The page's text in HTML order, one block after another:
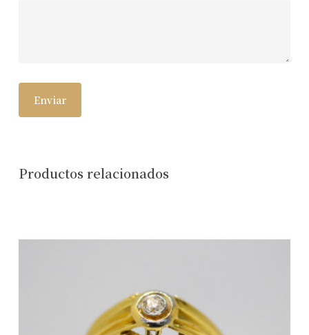
Productos relacionados